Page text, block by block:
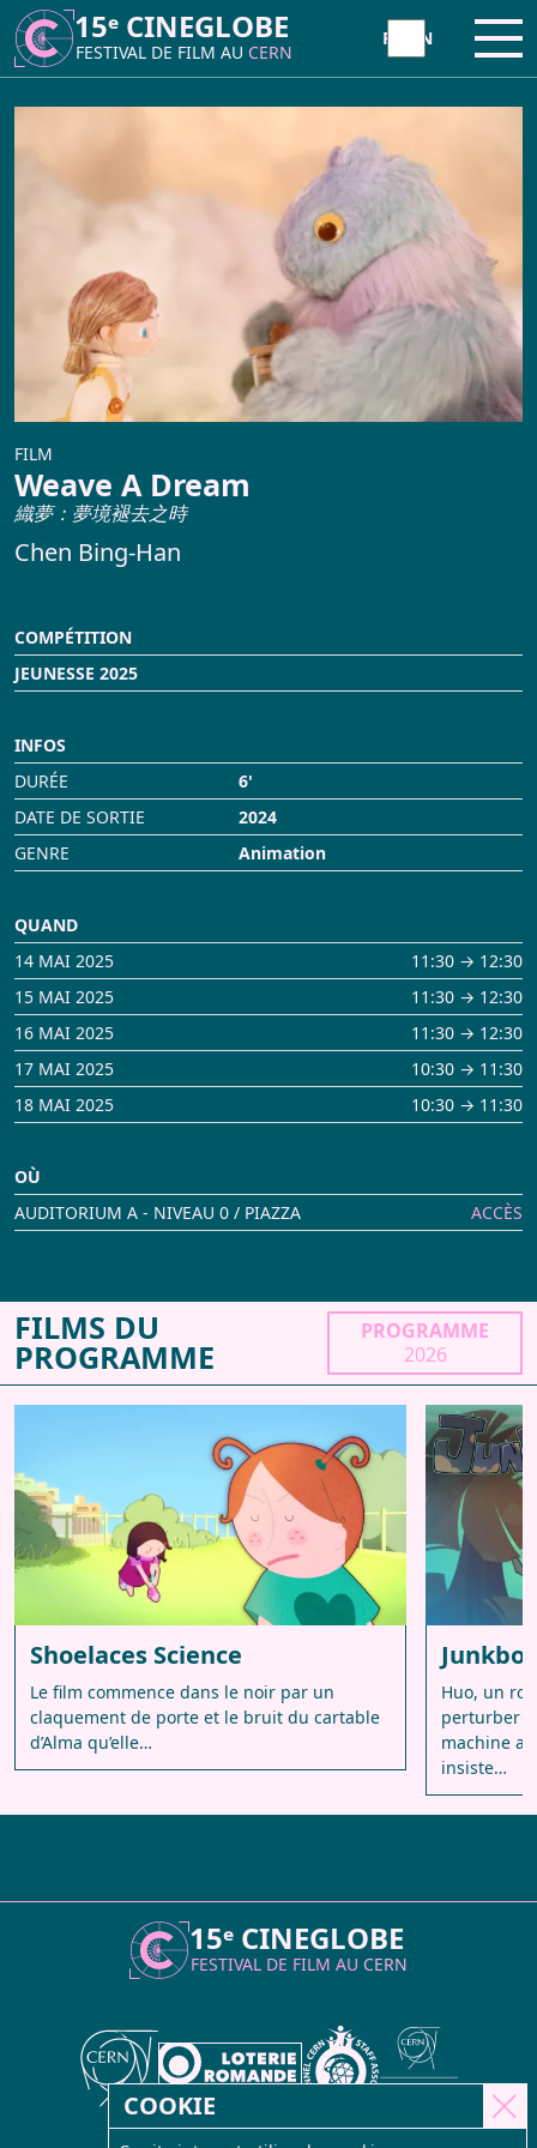
15ᵉ CINEGLOBE
FESTIVAL DE FILM AUCERN
FILM
Weave A Dream
織夢：夢境褪去之時
Chen Bing-Han
COMPÉTITION
JEUNESSE 2025
INFOS
DURÉE
6'
DATE DE SORTIE
2024
GENRE
Animation
QUAND
14 MAI 2025
11:30 → 12:30
15 MAI 2025
11:30 → 12:30
16 MAI 2025
11:30 → 12:30
17 MAI 2025
10:30 → 11:30
18 MAI 2025
10:30 → 11:30
OÙ
AUDITORIUM A - NIVEAU 0 / PIAZZA
ACCÈS
FILMS DU
PROGRAMME
PROGRAMME
2026
Shoelaces Science
Le film commence dans le noir par un
claquement de porte et le bruit du cartable
d’Alma qu’elle…
Junkbot
Huo, un
perturber
machine
insiste…
15ᵉ CINEGLOBE
FESTIVAL DE FILM AUCERN
15ᵉ CINEGLOBE
FESTIVAL DE FILM AUCERN
À PROPOS
CineGlobe ?
Partenaires
Newsletter
Contact
INITIATIVE
Atelier Animation Moviola
Atelier Tetra Pak Camera
Cinema Caravane
Minima Cinema
FESTIVAL
Programme 2026
CineGlobe 2026 – Photo Album
Retour sur la 15ème édition
Infos Pratiques
ARCHIVES
COOKIE